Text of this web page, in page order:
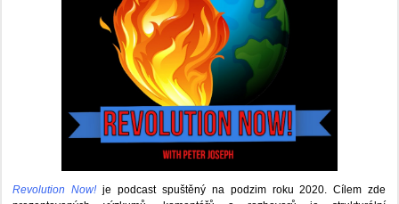
Revolution Now! je podcast spuštěný na podzim roku 2020.Cílem zde